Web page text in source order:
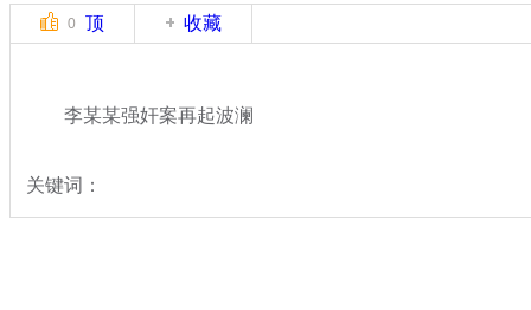
0 顶 收藏
李某某强奸案再起波澜
关键词：